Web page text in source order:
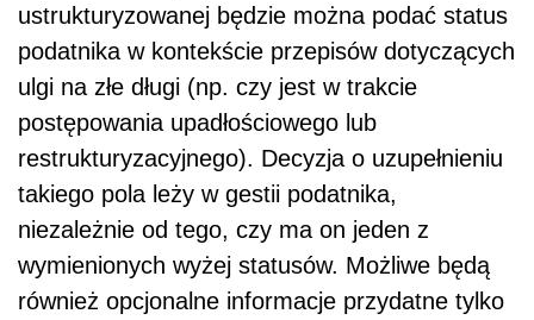
ustrukturyzowanej będzie można podać status
podatnika w kontekście przepisów dotyczących
ulgi na złe długi (np. czy jest w trakcie
postępowania upadłościowego lub
restrukturyzacyjnego). Decyzja o uzupełnieniu
takiego pola leży w gestii podatnika,
niezależnie od tego, czy ma on jeden z
wymienionych wyżej statusów. Możliwe będą
również opcjonalne informacje przydatne tylko